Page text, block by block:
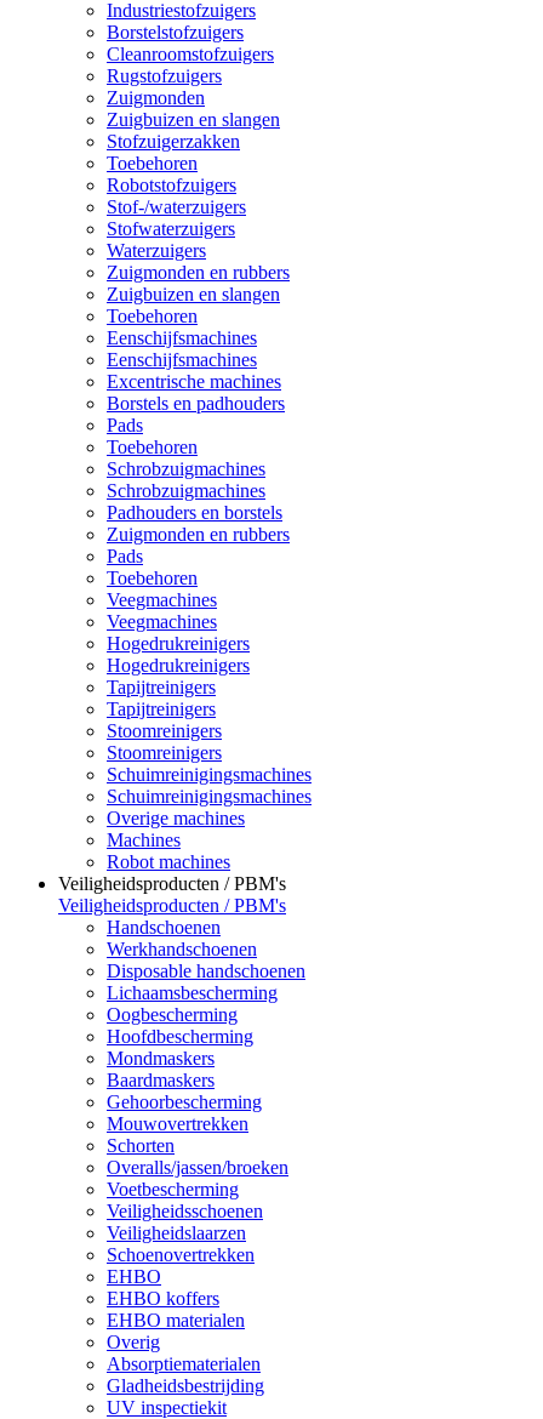
Industriestofzuigers
Borstelstofzuigers
Cleanroomstofzuigers
Rugstofzuigers
Zuigmonden
Zuigbuizen en slangen
Stofzuigerzakken
Toebehoren
Robotstofzuigers
Stof-/waterzuigers
Stofwaterzuigers
Waterzuigers
Zuigmonden en rubbers
Zuigbuizen en slangen
Toebehoren
Eenschijfsmachines
Eenschijfsmachines
Excentrische machines
Borstels en padhouders
Pads
Toebehoren
Schrobzuigmachines
Schrobzuigmachines
Padhouders en borstels
Zuigmonden en rubbers
Pads
Toebehoren
Veegmachines
Veegmachines
Hogedrukreinigers
Hogedrukreinigers
Tapijtreinigers
Tapijtreinigers
Stoomreinigers
Stoomreinigers
Schuimreinigingsmachines
Schuimreinigingsmachines
Overige machines
Machines
Robot machines
Veiligheidsproducten / PBM's
Veiligheidsproducten / PBM's
Handschoenen
Werkhandschoenen
Disposable handschoenen
Lichaamsbescherming
Oogbescherming
Hoofdbescherming
Mondmaskers
Baardmaskers
Gehoorbescherming
Mouwovertrekken
Schorten
Overalls/jassen/broeken
Voetbescherming
Veiligheidsschoenen
Veiligheidslaarzen
Schoenovertrekken
EHBO
EHBO koffers
EHBO materialen
Overig
Absorptiematerialen
Gladheidsbestrijding
UV inspectiekit